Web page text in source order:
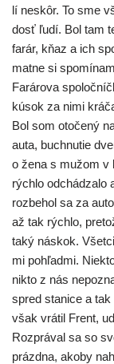
lí neskôr. To sme
dosť ľudí. Bol tam
farár, kňaz a ich
mat­ne si
Farárova
kúsok za nimi
Bol som oto­če­ný
auta, buc­hnu­tie
o žena s mužom v
rých­lo odchá­dza­lo
roz­be­hol sa za
až tak rých­lo,
taký náskok.
mi pohľad­mi.
nikto z nás
spred sta­ni­ce a
však vrá­til Frent,
Rozprával sa so
prázd­na, ako­by